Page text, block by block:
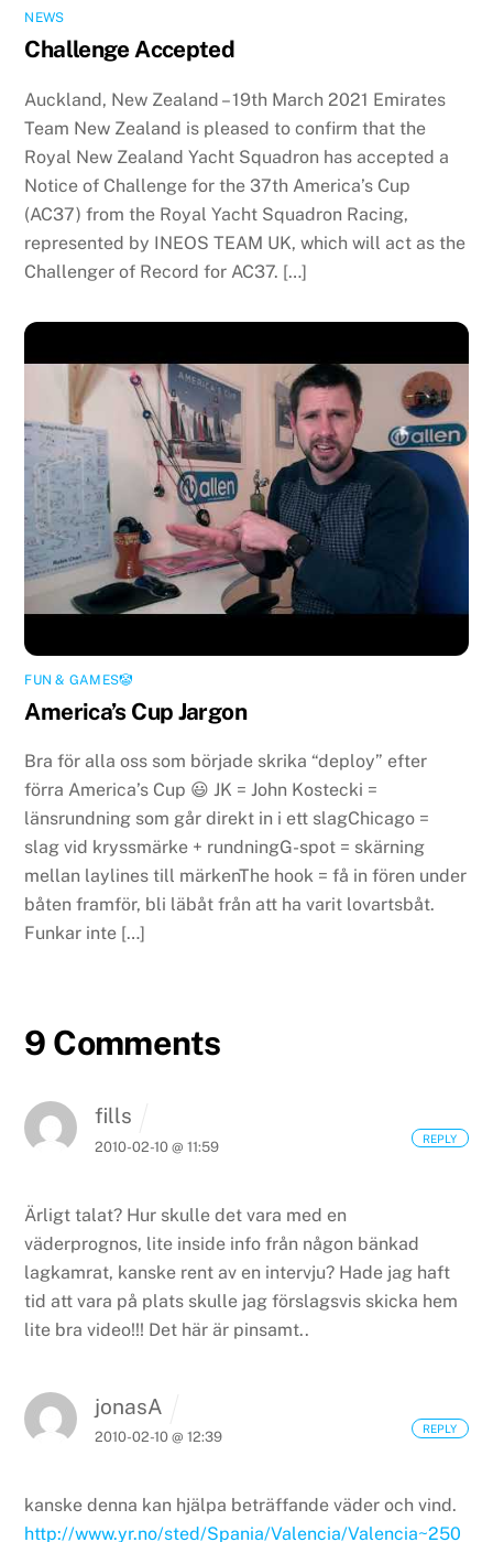
NEWS
Challenge Accepted
Auckland, New Zealand – 19th March 2021 Emirates
Team New Zealand is pleased to confirm that the
Royal New Zealand Yacht Squadron has accepted a
Notice of Challenge for the 37th America’s Cup
(AC37) from the Royal Yacht Squadron Racing,
represented by INEOS TEAM UK, which will act as the
Challenger of Record for AC37. […]
FUN & GAMES🤡
America’s Cup Jargon
Bra för alla oss som började skrika “deploy” efter
förra America’s Cup 😃 JK = John Kostecki =
länsrundning som går direkt in i ett slagChicago =
slag vid kryssmärke + rundningG-spot = skärning
mellan laylines till märkenThe hook = få in fören under
båten framför, bli läbåt från att ha varit lovartsbåt.
Funkar inte […]
9 Comments
fills
2010-02-10 @ 11:59
Ärligt talat? Hur skulle det vara med en
väderprognos, lite inside info från någon bänkad
lagkamrat, kanske rent av en intervju? Hade jag haft
tid att vara på plats skulle jag förslagsvis skicka hem
lite bra video!!! Det här är pinsamt..
REPLY
jonasA
2010-02-10 @ 12:39
kanske denna kan hjälpa beträffande väder och vind.
http://www.yr.no/sted/Spania/Valencia/Valencia~250
REPLY